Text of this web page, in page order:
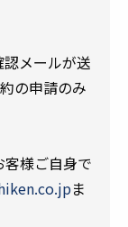
メールが送
の申請のみ
様ご自身で
ま